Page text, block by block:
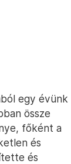
egy évünk
össze
főként a
és
és